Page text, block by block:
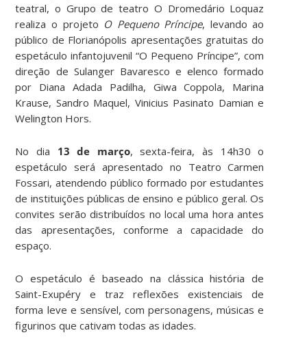
teatral, o Grupo de teatro O Dromedário Loquaz
realiza o projeto O Pequeno Príncipe, levando ao
público de Florianópolis apresentações gratuitas do
espetáculo infantojuvenil “O Pequeno Príncipe”, com
direção de Sulanger Bavaresco e elenco formado
por Diana Adada Padilha, Giwa Coppola, Marina
Krause, Sandro Maquel, Vinicius Pasinato Damian e
Welington Hors.
No dia 13 de março, sexta-feira, às 14h30 o
espetáculo será apresentado no Teatro Carmen
Fossari, atendendo público formado por estudantes
de instituições públicas de ensino e público geral. Os
convites serão distribuídos no local uma hora antes
das apresentações, conforme a capacidade do
espaço.
O espetáculo é baseado na clássica história de
Saint-Exupéry e traz reflexões existenciais de
forma leve e sensível, com personagens, músicas e
figurinos que cativam todas as idades.